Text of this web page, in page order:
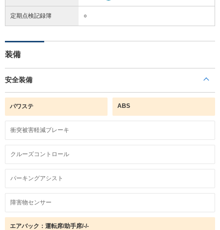
定期点検記録簿 ○
装備
安全装備
パワステ ABS
衝突被害軽減ブレーキ
クルーズコントロール
パーキングアシスト
障害物センサー
エアバック：運転席/助手席/-/-